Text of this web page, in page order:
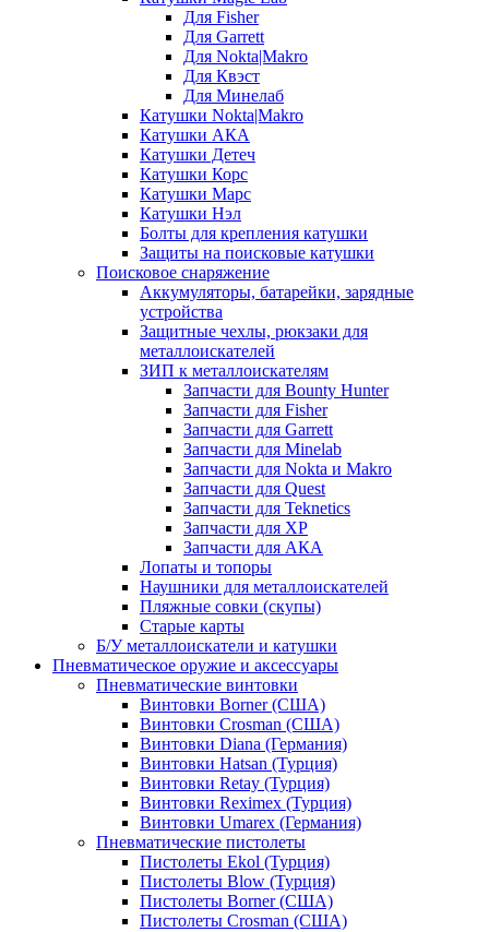
Для Fisher
Для Garrett
Для Nokta|Makro
Для Квэст
Для Минелаб
Катушки Nokta|Makro
Катушки АКА
Катушки Детеч
Катушки Корс
Катушки Марс
Катушки Нэл
Болты для крепления катушки
Защиты на поисковые катушки
Поисковое снаряжение
Аккумуляторы, батарейки, зарядные
устройства
Защитные чехлы, рюкзаки для
металлоискателей
ЗИП к металлоискателям
Запчасти для Bounty Hunter
Запчасти для Fisher
Запчасти для Garrett
Запчасти для Minelab
Запчасти для Nokta и Makro
Запчасти для Quest
Запчасти для Teknetics
Запчасти для XP
Запчасти для АКА
Лопаты и топоры
Наушники для металлоискателей
Пляжные совки (скупы)
Старые карты
Б/У металлоискатели и катушки
Пневматическое оружие и аксессуары
Пневматические винтовки
Винтовки Borner (США)
Винтовки Crosman (США)
Винтовки Diana (Германия)
Винтовки Hatsan (Турция)
Винтовки Retay (Турция)
Винтовки Reximex (Турция)
Винтовки Umarex (Германия)
Пневматические пистолеты
Пистолеты Ekol (Турция)
Пистолеты Blow (Турция)
Пистолеты Borner (США)
Пистолеты Crosman (США)